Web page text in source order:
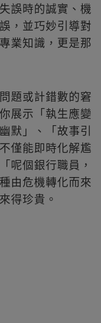
誤時的誠實、機
，並巧妙引導對
業知識，更是那
題或計錯數的窘
展示「執生應變
默」、「故事引
僅能即時化解尷
呢個銀行職員，
由危機轉化而來
得珍貴。